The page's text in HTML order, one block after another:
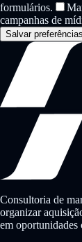
formulários.
campanhas de
Salvar preferências
Consultoria de
organizar
em oportunidades